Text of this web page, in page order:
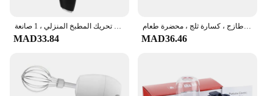
MAD33.84 MAD36.46